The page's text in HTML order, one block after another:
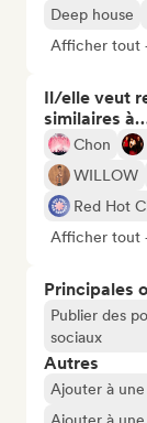
Deep house
Afficher tout
Il/elle veut
similaires
Chon
WILLOW
Red Hot
Afficher tout
Principales
Publier des
sociaux
Autres
Ajouter à